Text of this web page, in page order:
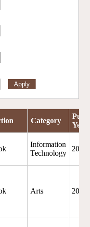
Category
Pub.
Year
Information
Technology
2026
Arts 2025